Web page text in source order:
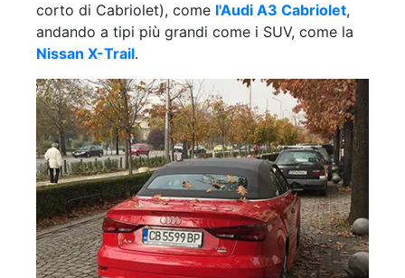
corto di Cabriolet), come l'Audi A3 Cabriolet,
andando a tipi più grandi come i SUV, come la
Nissan X-Trail.